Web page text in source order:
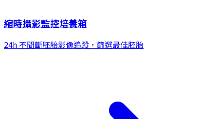
縮時攝影監控培養箱
24h 不間斷胚胎影像追蹤，篩選最佳胚胎